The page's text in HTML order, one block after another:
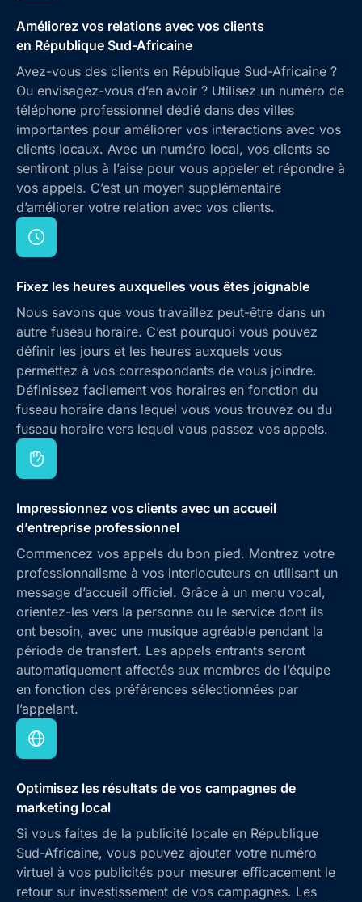
Améliorez vos relations avec vos clients
en République Sud-Africaine
Avez-vous des clients en République Sud-Africaine ?
Ou envisagez-vous d’en avoir ? Utilisez un numéro de
téléphone professionnel dédié dans des villes
importantes pour améliorer vos interactions avec vos
clients locaux. Avec un numéro local, vos clients se
sentiront plus à l’aise pour vous appeler et répondre à
vos appels. C’est un moyen supplémentaire
d’améliorer votre relation avec vos clients.
Fixez les heures auxquelles vous êtes joignable
Nous savons que vous travaillez peut-être dans un
autre fuseau horaire. C’est pourquoi vous pouvez
définir les jours et les heures auxquels vous
permettez à vos correspondants de vous joindre.
Définissez facilement vos horaires en fonction du
fuseau horaire dans lequel vous vous trouvez ou du
fuseau horaire vers lequel vous passez vos appels.
Impressionnez vos clients avec un accueil
d’entreprise professionnel
Commencez vos appels du bon pied. Montrez votre
professionnalisme à vos interlocuteurs en utilisant un
message d’accueil officiel. Grâce à un menu vocal,
orientez-les vers la personne ou le service dont ils
ont besoin, avec une musique agréable pendant la
période de transfert. Les appels entrants seront
automatiquement affectés aux membres de l’équipe
en fonction des préférences sélectionnées par
l’appelant.
Optimisez les résultats de vos campagnes de
marketing local
Si vous faites de la publicité locale en République
Sud-Africaine, vous pouvez ajouter votre numéro
virtuel à vos publicités pour mesurer efficacement le
retour sur investissement de vos campagnes. Les